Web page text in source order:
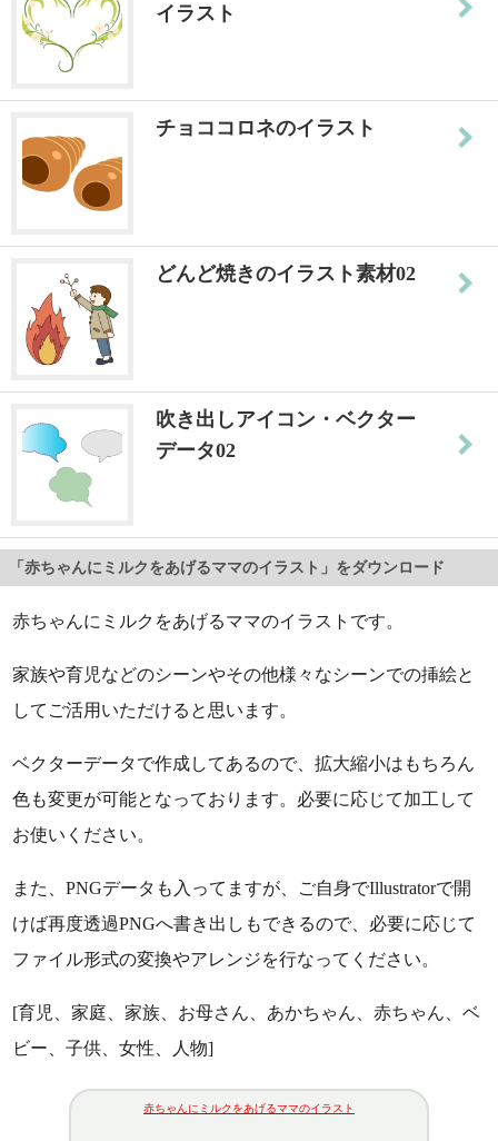
イラスト
チョココロネのイラスト
どんど焼きのイラスト素材02
吹き出しアイコン・ベクター
データ02
「赤ちゃんにミルクをあげるママのイラスト」をダウンロード
赤ちゃんにミルクをあげるママのイラストです。
家族や育児などのシーンやその他様々なシーンでの挿絵と
してご活用いただけると思います。
ベクターデータで作成してあるので、拡大縮小はもちろん
色も変更が可能となっております。必要に応じて加工して
お使いください。
また、PNGデータも入ってますが、ご自身でIllustratorで開
けば再度透過PNGへ書き出しもできるので、必要に応じて
ファイル形式の変換やアレンジを行なってください。
[育児、家庭、家族、お母さん、あかちゃん、赤ちゃん、ベ
ビー、子供、女性、人物]
赤ちゃんにミルクをあげるママのイラスト